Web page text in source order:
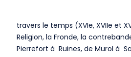
travers le temps (XVIe, XVIIe et
Religion, la Fronde, la
Pierrefort à Ruines, de Murol à